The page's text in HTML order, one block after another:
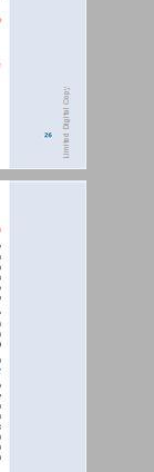
הערות כלליות על הדוח ... 26